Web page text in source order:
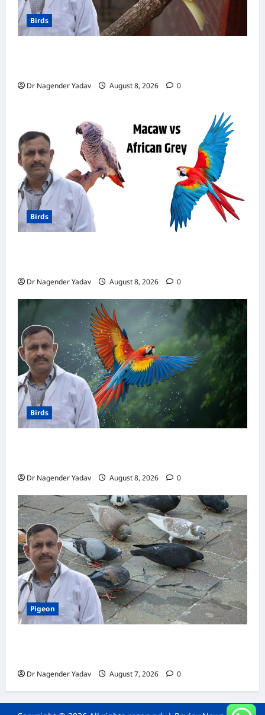
Birds
Dr Nagender Yadav August 8, 2026 0
Birds
Dr Nagender Yadav August 8, 2026 0
Birds
Dr Nagender Yadav August 8, 2026 0
Pigeon
Dr Nagender Yadav August 7, 2026 0